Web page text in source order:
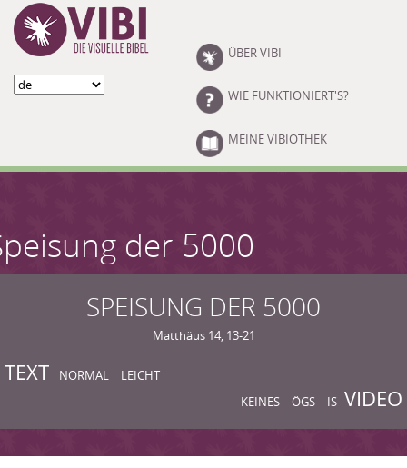
Skip to main content
ÜBER VIBI
WIE FUNKTIONIERT'S?
MEINE VIBIOTHEK
der 5000
SPEISUNG DER 5000
Matthäus 14, 13-21
TEXT NORMAL
LEICHT
KEINES
ÖGS IS VIDEO